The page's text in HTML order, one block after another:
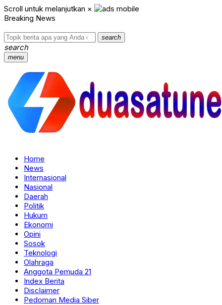
Scroll untuk melanjutkan ×
Breaking News
search
search
menu
Home
News
Internasional
Nasional
Daerah
Politik
Hukum
Ekonomi
Opini
Sosok
Teknologi
Olahraga
Anggota Pemuda 21
Index Berita
Disclaimer
Pedoman Media Siber